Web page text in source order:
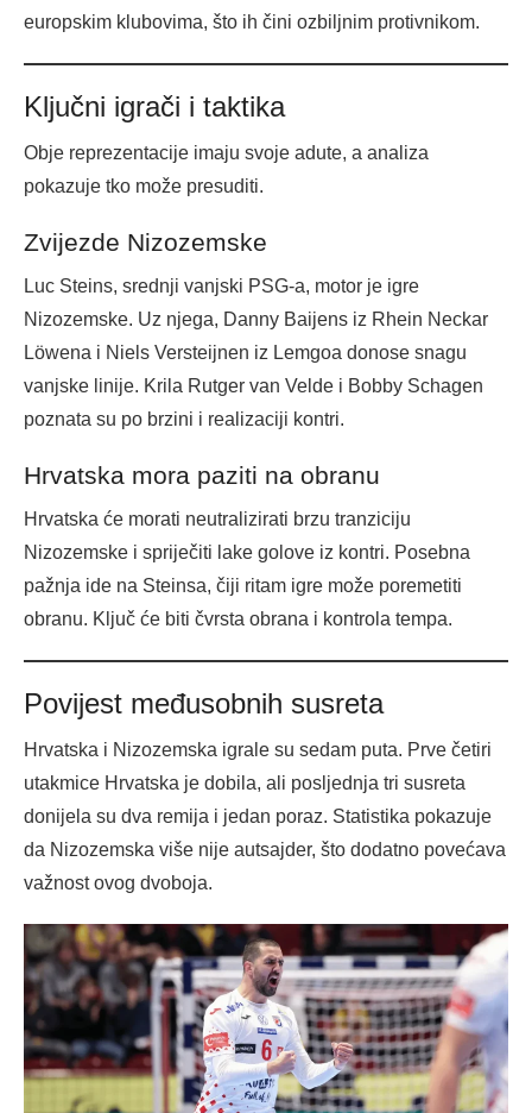
europskim klubovima, što ih čini ozbiljnim protivnikom.
Ključni igrači i taktika
Obje reprezentacije imaju svoje adute, a analiza
pokazuje tko može presuditi.
Zvijezde Nizozemske
Luc Steins, srednji vanjski PSG-a, motor je igre
Nizozemske. Uz njega, Danny Baijens iz Rhein Neckar
Löwena i Niels Versteijnen iz Lemgoa donose snagu
vanjske linije. Krila Rutger van Velde i Bobby Schagen
poznata su po brzini i realizaciji kontri.
Hrvatska mora paziti na obranu
Hrvatska će morati neutralizirati brzu tranziciju
Nizozemske i spriječiti lake golove iz kontri. Posebna
pažnja ide na Steinsa, čiji ritam igre može poremetiti
obranu. Ključ će biti čvrsta obrana i kontrola tempa.
Povijest međusobnih susreta
Hrvatska i Nizozemska igrale su sedam puta. Prve četiri
utakmice Hrvatska je dobila, ali posljednja tri susreta
donijela su dva remija i jedan poraz. Statistika pokazuje
da Nizozemska više nije autsajder, što dodatno povećava
važnost ovog dvoboja.